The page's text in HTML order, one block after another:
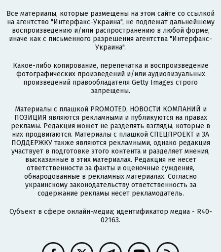
Все материалы, которые размещены на этом сайте со ссылкой
на агентство "Интерфакс-Украина", не подлежат дальнейшему
воспроизведению и/или распространению в любой форме,
иначе как с письменного разрешения агентства "Интерфакс-
Украина".
Какое-либо копирование, перепечатка и воспроизведение
фотографических произведений и/или аудиовизуальных
произведений правообладателя Getty Images строго
запрещены.
Материалы с плашкой PROMOTED, НОВОСТИ КОМПАНИЙ и
ПОЗИЦИЯ являются рекламными и публикуются на правах
рекламы. Редакция может не разделять взгляды, которые в
них продвигаются. Материалы с плашкой СПЕЦПРОЕКТ и ЗА
ПОДДЕРЖКУ также являются рекламными, однако редакция
участвует в подготовке этого контента и разделяет мнения,
высказанные в этих материалах. Редакция не несет
ответственности за факты и оценочные суждения,
обнародованные в рекламных материалах. Согласно
украинскому законодательству ответственность за
содержание рекламы несет рекламодатель.
Субъект в сфере онлайн-медиа; идентификатор медиа - R40-
02163.